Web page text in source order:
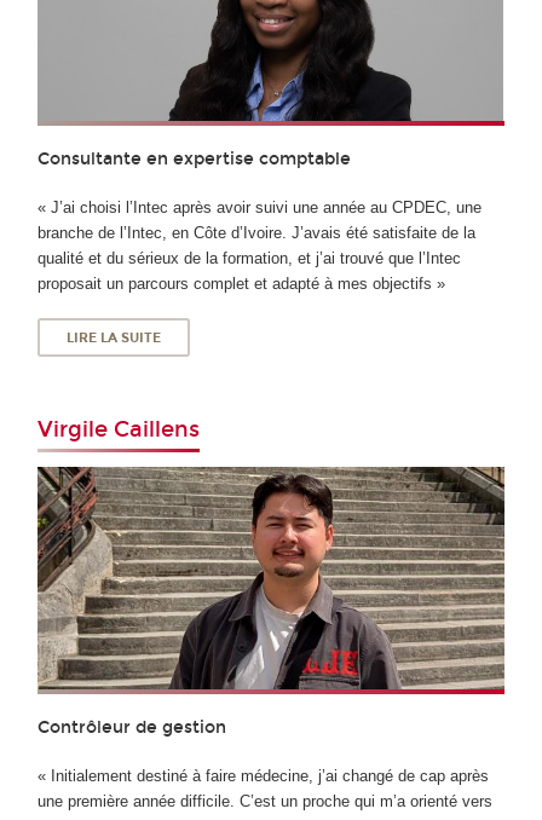
Consultante en expertise comptable
« J’ai choisi l’Intec après avoir suivi une année au CPDEC, une
branche de l’Intec, en Côte d’Ivoire. J’avais été satisfaite de la
qualité et du sérieux de la formation, et j’ai trouvé que l’Intec
proposait un parcours complet et adapté à mes objectifs »
LIRE LA SUITE
Virgile Caillens
Contrôleur de gestion
« Initialement destiné à faire médecine, j’ai changé de cap après
une première année difficile. C’est un proche qui m’a orienté vers